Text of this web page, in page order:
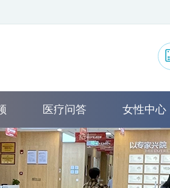
医疗问答 女性中心